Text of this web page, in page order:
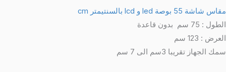
مقاس شاشة 55 بوصة led و lcd
بالسنتيمتر cm
الطول : 75 سم بدون قاعدة
العرض : 123 سم
سمك الجهاز تقريبا 3سم الى 7 سم